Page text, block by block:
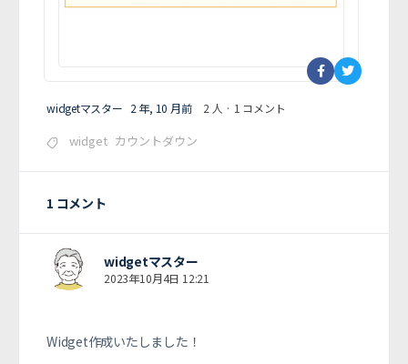
widgetマスター 2 年, 10 月前 2 人 · 1 コメント
widget カウントダウン
1 コメント
widgetマスター
2023年10月4日 12:21
Widget作成いたしました！